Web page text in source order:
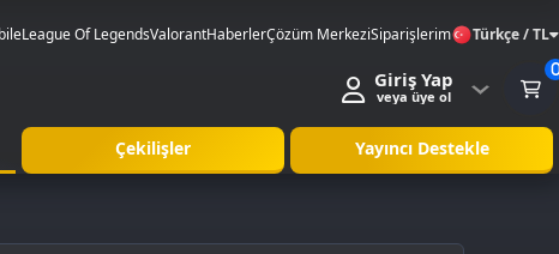
League Of LegendsValorantHaberlerÇözüm MerkeziSiparişlerim Türkçe / TL
Giriş Yap
veya üye ol
Çekilişler Yayıncı Destekle